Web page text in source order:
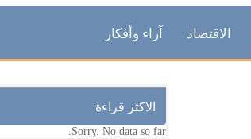
الاقتصاد آراء وأفكار
الاكثر قراءة
Sorry. No data so far.